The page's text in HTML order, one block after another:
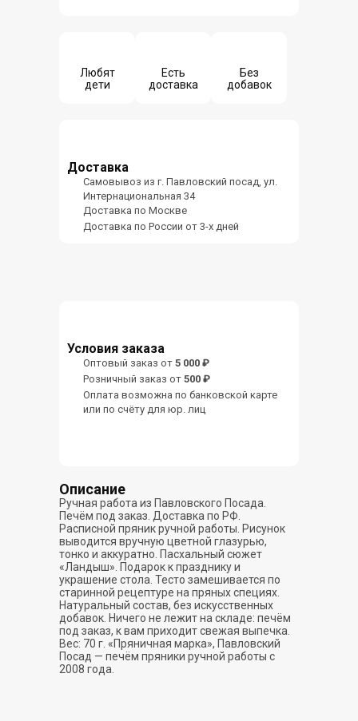
Любят
дети
Есть
доставка
Без
добавок
Описание
Ручная работа из Павловского Посада.
Печём под заказ. Доставка по РФ.
Расписной пряник ручной работы. Рисунок
выводится вручную цветной глазурью,
тонко и аккуратно. Пасхальный сюжет
«Ландыш». Подарок к празднику и
украшение стола. Тесто замешивается по
старинной рецептуре на пряных специях.
Натуральный состав, без искусственных
добавок. Ничего не лежит на складе: печём
под заказ, к вам приходит свежая выпечка.
Вес: 70 г. «Пряничная марка», Павловский
Посад — печём пряники ручной работы с
2008 года.
Доставка
Самовывоз из г. Павловский посад, ул.
Интернациональная 34
Доставка по Москве
Доставка по России от 3-х дней
Условия заказа
Оптовый заказ от 5 000 ₽
Розничный заказ от 500 ₽
Оплата возможна по банковской карте
или по счёту для юр. лиц